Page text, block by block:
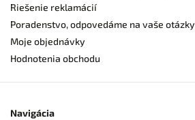
Riešenie reklamácií
Poradenstvo, odpovedáme na vaše otázky
Moje objednávky
Hodnotenia obchodu
Navigácia